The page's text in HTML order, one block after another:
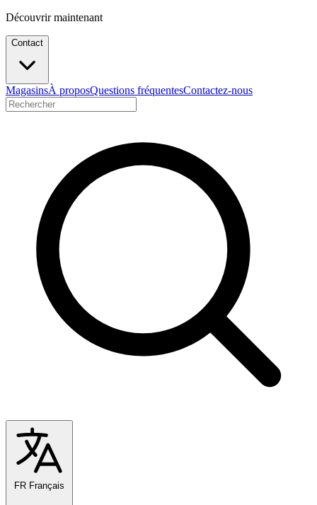
Découvrir maintenant
Contact
MagasinsÀ proposQuestions fréquentesContactez-nous
FR Français